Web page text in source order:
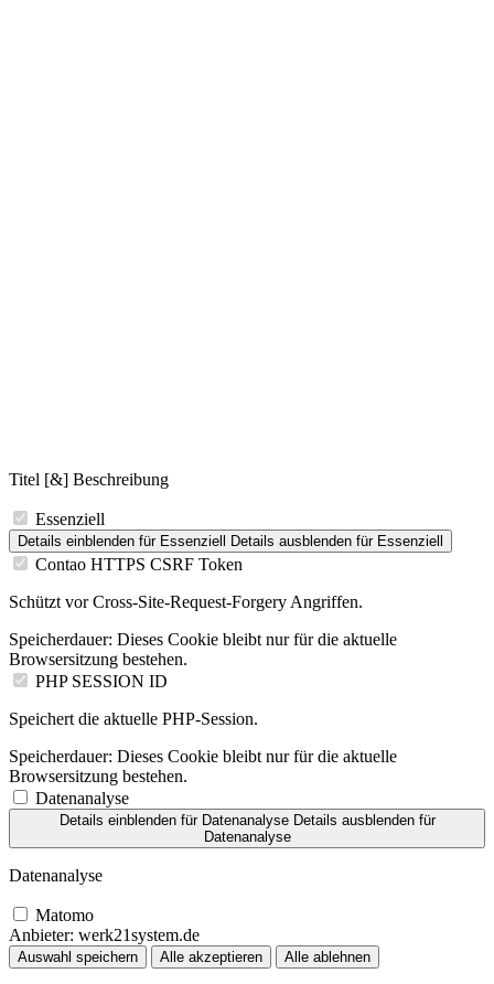
Titel [&] Beschreibung
Essenziell
Details einblenden für Essenziell Details ausblenden für Essenziell
Contao HTTPS CSRF Token
Schützt vor Cross-Site-Request-Forgery Angriffen.
Speicherdauer: Dieses Cookie bleibt nur für die aktuelle
Browsersitzung bestehen.
PHP SESSION ID
Speichert die aktuelle PHP-Session.
Speicherdauer: Dieses Cookie bleibt nur für die aktuelle
Browsersitzung bestehen.
Datenanalyse
Details einblendenfür Datenanalyse Details ausblendenfür
Datenanalyse
Datenanalyse
Matomo
Anbieter: werk21system.de
Auswahl speichern Alle akzeptieren Alle ablehnen